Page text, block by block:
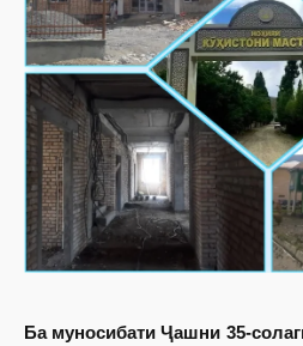
Ба муносибати Ҷашни 35-